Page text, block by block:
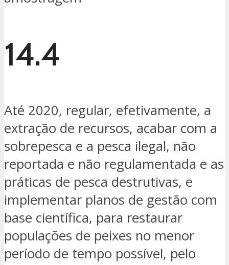
14.4
Até 2020, regular, efetivamente, a
extração de recursos, acabar com a
sobrepesca e a pesca ilegal, não
reportada e não regulamentada e as
práticas de pesca destrutivas, e
implementar planos de gestão com
base científica, para restaurar
populações de peixes no menor
período de tempo possível, pelo